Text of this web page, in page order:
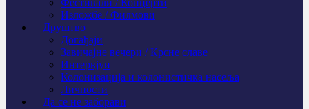
Фестивали / Концерти
Изложбе / Филмови
Друштво
Догађаји
Завичајне вечери / Крсне славе
Интервјуи
Колонизација и колонистичка насеља
Личности
Да се не заборави